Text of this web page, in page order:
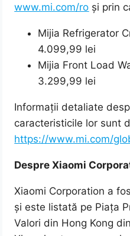
www.mi.com/ro și prin
Mijia Refrigerator
4.099,99 lei
Mijia Front Load
3.299,99 lei
Informații detaliate
caracteristicile lor sunt
https://www.mi.com/
Despre Xiaomi
Xiaomi Corporation a
și este listată pe Piața
Valori din Hong Kong